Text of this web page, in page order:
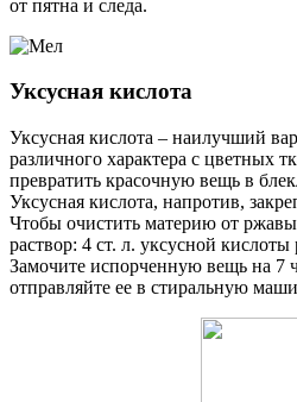
от пятна и следа.
Уксусная кислота
Уксусная кислота – наилучший
различного характера с цветных
превратить красочную вещь в
Уксусная кислота, напротив,
Чтобы очистить материю от
раствор: 4 ст. л. уксусной
Замочите испорченную вещь на 7
отправляйте ее в стиральную